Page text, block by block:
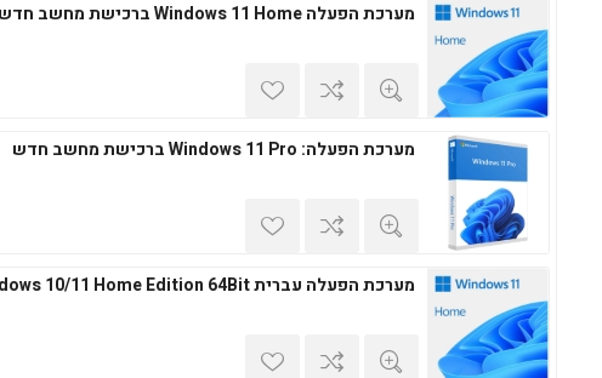
מערכת הפעלה Windows 11 Home ברכישת מחשב חדש
מערכת הפעלה: Windows 11 Pro ברכישת מחשב חדש
מערכת הפעלה עברית Windows 10/11 Home Edition 64Bit